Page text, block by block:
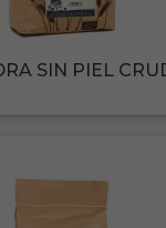
SIN PIEL